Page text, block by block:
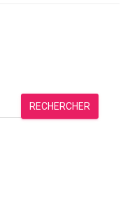
RECHERCHER